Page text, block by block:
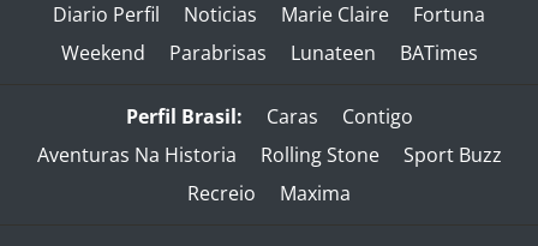
Diario Perfil Noticias Marie Claire
Fortuna
Weekend
Parabrisas Lunateen BATimes
Perfil Brasil: Caras
Contigo
Aventuras Na Historia
Rolling Stone
Sport Buzz
Recreio
Maxima